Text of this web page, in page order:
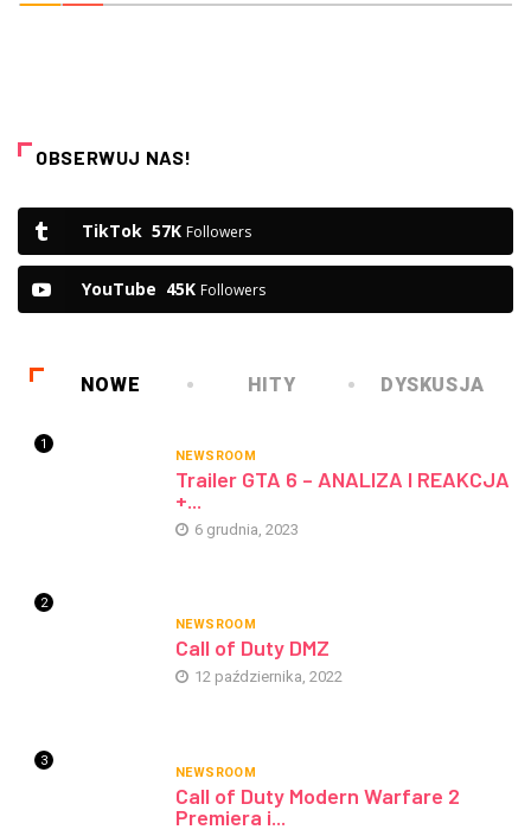
OBSERWUJ NAS!
TikTok 57K Followers
YouTube 45K Followers
NOWE HITY DYSKUSJA
1
NEWSROOM
Trailer GTA 6 – ANALIZA I REAKCJA
+...
6 grudnia, 2023
2
NEWSROOM
Call of Duty DMZ
12 października, 2022
3
NEWSROOM
Call of Duty Modern Warfare 2
Premiera i...